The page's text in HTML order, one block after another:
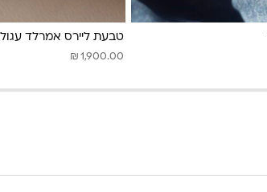
טבעת ליירס אמרלד עגול
₪ 1,900.00